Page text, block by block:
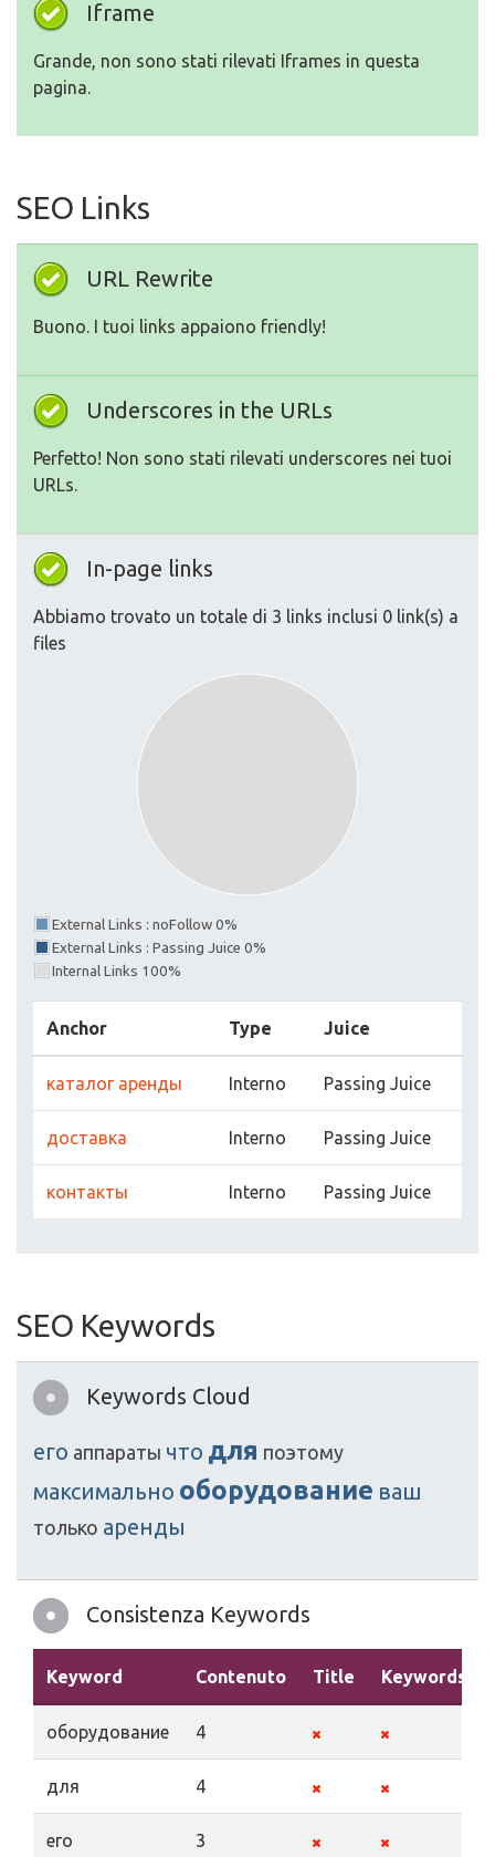
Iframe
Grande, non sono stati rilevati Iframes in questa
pagina.
SEO Links
URL Rewrite
Buono. I tuoi links appaiono friendly!
Underscores in the URLs
Perfetto! Non sono stati rilevati underscores nei tuoi
URLs.
In-page links
Abbiamo trovato un totale di 3 links inclusi 0 link(s) a
files
External Links : noFollow 0%
External Links : Passing Juice 0%
Internal Links 100%
Anchor Type Juice
каталог аренды Interno Passing Juice
доставка Interno Passing Juice
контакты Interno Passing Juice
SEO Keywords
Keywords Cloud
его аппараты что для поэтому
максимально оборудование ваш
только аренды
Consistenza Keywords
Keyword Contenuto Title Keywords
оборудование 4
для 4
его 3